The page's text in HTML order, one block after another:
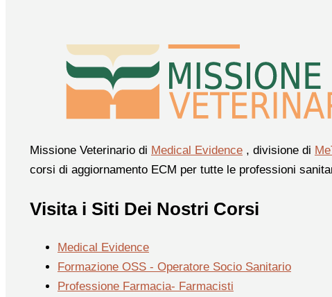
Missione Veterinario di Medical Evidence , divisione di
corsi di aggiornamento ECM per tutte le professioni
Visita i Siti Dei Nostri Corsi
Medical Evidence
Formazione OSS - Operatore Socio Sanitario
Professione Farmacia- Farmacisti